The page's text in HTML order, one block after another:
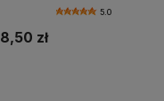
5.0
8,50 zł